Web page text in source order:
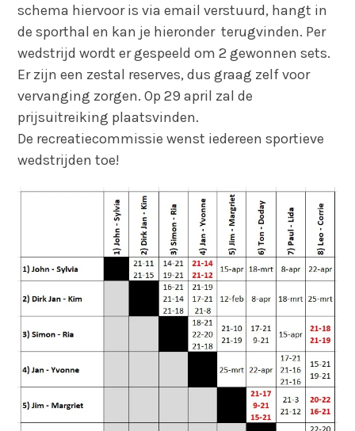
schema hiervoor is via email verstuurd, hangt in
de sporthal en kan je hieronder terugvinden. Per
wedstrijd wordt er gespeeld om 2 gewonnen sets.
Er zijn een zestal reserves, dus graag zelf voor
vervanging zorgen. Op 29 april zal de
prijsuitreiking plaatsvinden.
De recreatiecommissie wenst iedereen sportieve
wedstrijden toe!